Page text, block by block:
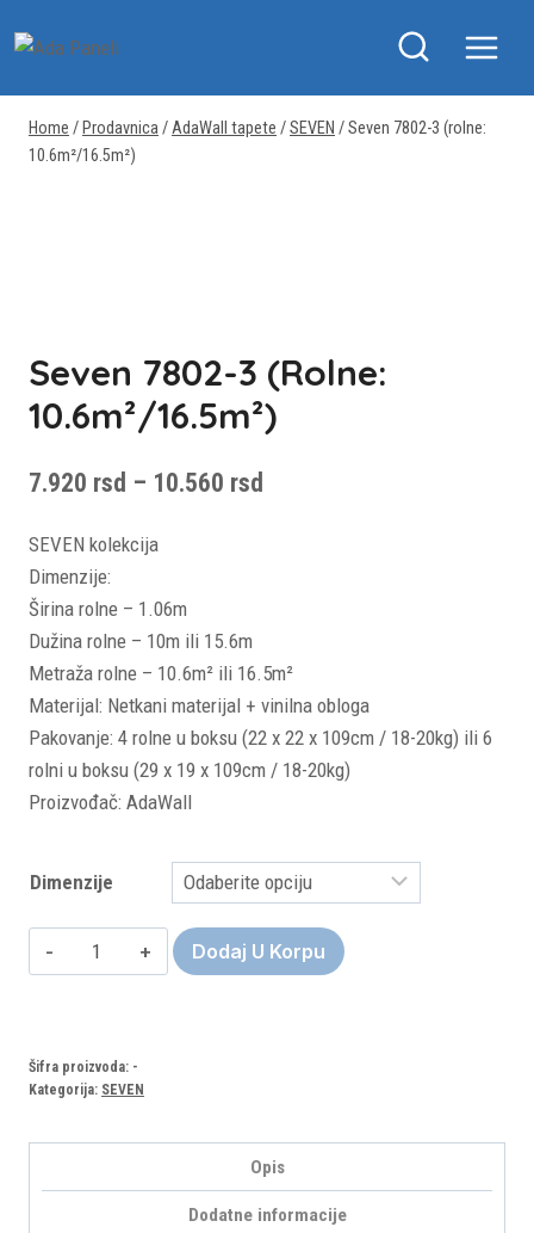
Home / Prodavnica/AdaWall tapete /SEVEN /Seven 7802-3 (rolne:
10.6m²/16.5m²)
Seven 7802-3 (rolne:
10.6m²/16.5m²)
7.920 rsd – 10.560 rsd
10.560 rsd
SEVEN kolekcija
Dimenzije:
Širina rolne – 1.06m
Dužina rolne – 10m ili 15.6m
Metraža rolne – 10.6m² ili 16.5m²
Materijal: Netkani materijal + vinilna obloga
Pakovanje: 4 rolne u boksu (22 x 22 x 109cm / 18-20kg) ili 6
rolni u boksu (29 x 19 x 109cm / 18-20kg)
Proizvođač: AdaWall
Dimenzije
Seven
7802-
10.6m²/16.5m²)
količina
Dodaj U Korpu
Šifra proizvoda: -
Kategorija: SEVEN
Opis
Dodatne informacije